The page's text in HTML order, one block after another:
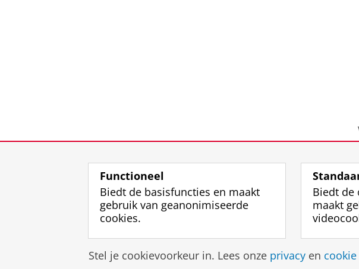
Disclaimer &
Functioneel
Biedt de basisfuncties en maakt
gebruik van geanonimiseerde
cookies.
Biedt de
maakt
Stel je cookievoorkeur in. Lees onze privacy en